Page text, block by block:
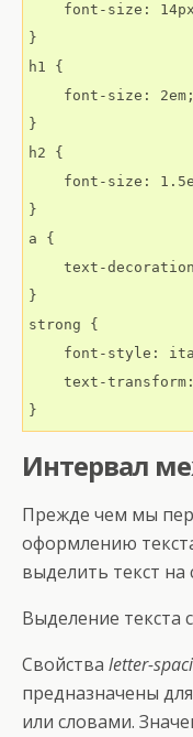
font-size:
}
h1 {
    font-size: 2em;
}
h2 {
font-size:
}
a {
text-
}
strong {
font-style:
text-
}
Интервал
Прежде чем мы
оформлению
выделить текст на
Выделение
Свойства letter-
предназначены
или словами.